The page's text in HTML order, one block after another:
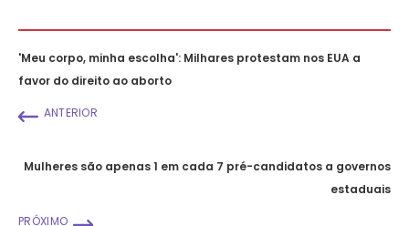
'Meu corpo, minha escolha': Milhares protestam nos EUA a
favor do direito ao aborto
ANTERIOR
Mulheres são apenas 1 em cada 7 pré-candidatos a governos
estaduais
PRÓXIMO